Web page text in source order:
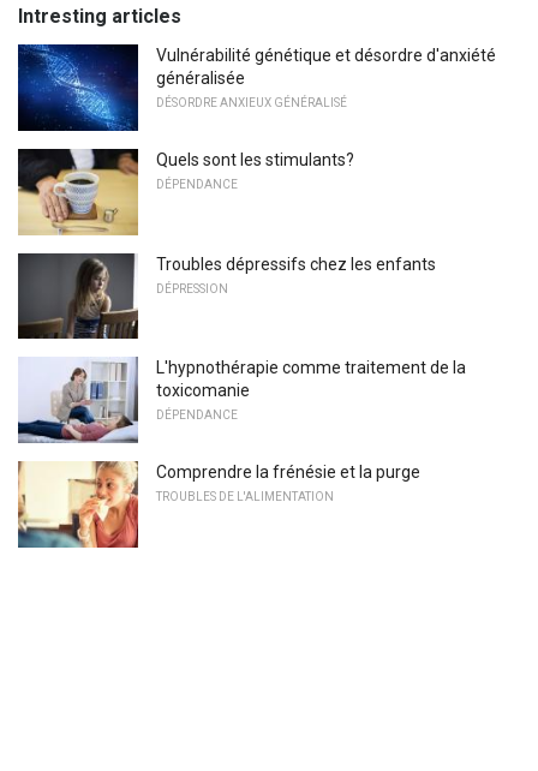
Intresting articles
Vulnérabilité génétique et désordre d'anxiété
généralisée
DÉSORDRE ANXIEUX GÉNÉRALISÉ
Quels sont les stimulants?
DÉPENDANCE
Troubles dépressifs chez les enfants
DÉPRESSION
L'hypnothérapie comme traitement de la
toxicomanie
DÉPENDANCE
Comprendre la frénésie et la purge
TROUBLES DE L'ALIMENTATION